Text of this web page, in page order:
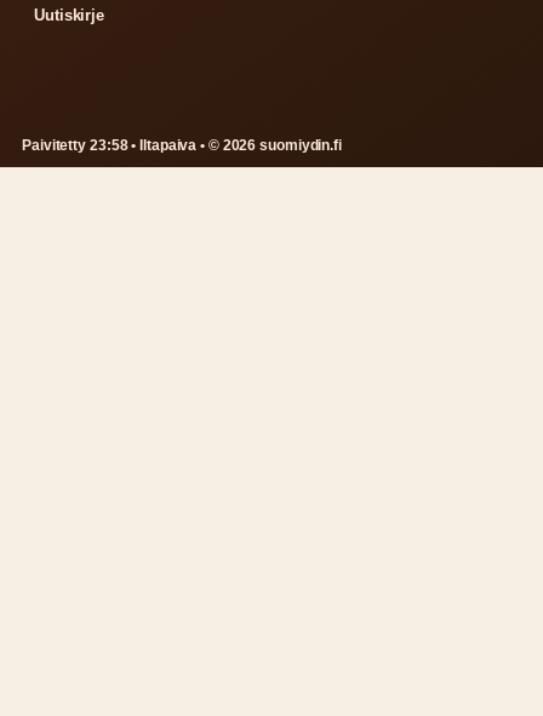
Uutiskirje
Paivitetty 23:58 • Iltapaiva • © 2026 suomiydin.fi